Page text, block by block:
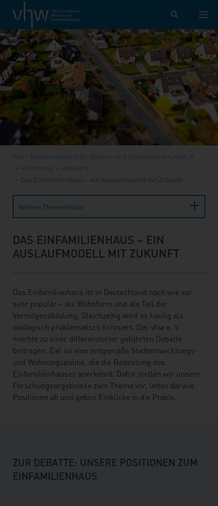
vhw – Bundesverband für Wohnen und Stadtentwicklung e. V.
Forschung
Dossiers
Das Einfamilienhaus – ein Auslaufmodell mit Zukunft
Weitere Themenfelder
DAS EINFAMILIENHAUS – EIN
AUSLAUFMODELL MIT ZUKUNFT
Das Einfamilienhaus ist in Deutschland nach wie vor
sehr populär – als Wohnform und als Teil der
Vermögensbildung. Gleichzeitig wird es häufig als
ökologisch problematisch kritisiert. Der vhw e. V.
möchte zu einer differenzierter geführten Debatte
beitragen. Ziel ist eine zeitgemäße Stadtentwicklungs-
und Wohnungspolitik, die die Bedeutung des
Einfamilienhauses anerkennt. Dafür stellen wir unsere
Forschungsergebnisse zum Thema vor, leiten daraus
Positionen ab und geben Einblicke in die Praxis.
ZUR DEBATTE: UNSERE POSITIONEN ZUM
EINFAMILIENHAUS